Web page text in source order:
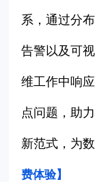
系，通过分
告警以及可
维工作中响
点问题，助
新范式，为
费体验】